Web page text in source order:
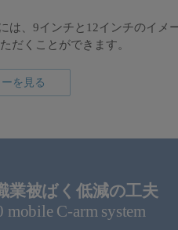
は、9インチと12インチのイメ
だくことができます。
を見る
業被ばく低減の工夫
C-arm system